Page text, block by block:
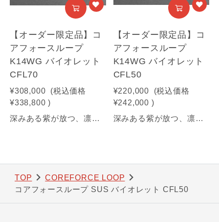
【オーダー限定品】コ
アフォースループ
K14WG バイオレット
CFL70
¥308,000
(税込価格
¥338,800 )
深みある紫が放つ、凛とした気品と力強さ。纏うほどに、揺るがぬ自分へ。【商品情報】■サイズ：70㎝■素材：K14WG(装飾部材)・フェライト磁石・サマコバ磁石・SUS316(キャップ部分)・SUS304(ワイヤー部分)《利用可能な決済方法》クレジットカード（Visa / Mastercard / JCB / American Express / Diners Club）／Amazon Pay／PayPay／キャリア決済※合計30万円（税込）を超える商品は代金引換はご利用いただけません。予めご了承ください
【オーダー限定品】コ
アフォースループ
K14WG バイオレット
CFL50
¥220,000
(税込価格
¥242,000 )
深みある紫が放つ、凛とした気品と力強さ。纏うほどに、揺るがぬ自分へ。【商品情報】■サイズ：50㎝■素材：K14WG(装飾部材)・フェライト磁石・サマコバ磁石・SUS316(キャップ部分)・SUS304(ワイヤー部分)《利用可能な決済方法》クレジットカード（Visa / Mastercard / JCB / American Express / Diners Club）／Amazon Pay／PayPay／キャリア決済／代金引換※合計30万円（税込）を超える商品は代金引換はご利用いただけません。予めご了承ください
TOP
COREFORCE LOOP
コアフォースループ SUS バイオレット CFL50